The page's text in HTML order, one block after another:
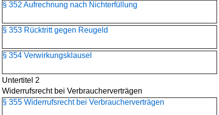
§ 352 Aufrechnung nach Nichterfüllung
§ 353 Rücktritt gegen Reugeld
§ 354 Verwirkungsklausel
Untertitel 2
Widerrufsrecht bei Verbraucherverträgen
§ 355 Widerrufsrecht bei Verbraucherverträgen